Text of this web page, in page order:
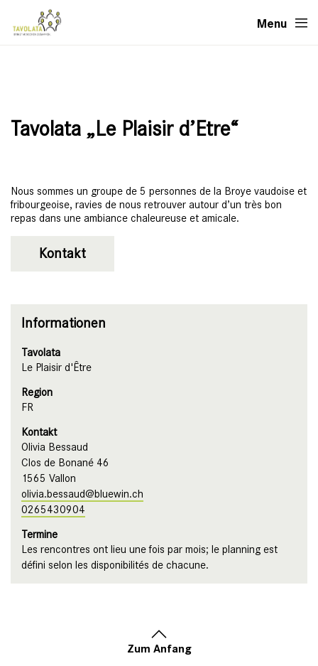
Menu
Tavolata „Le Plaisir d’Etre“
Nous sommes un groupe de 5 personnes de la Broye vaudoise et
fribourgeoise, ravies de nous retrouver autour d’un très bon
repas dans une ambiance chaleureuse et amicale.
Kontakt
Informationen
Tavolata
Le Plaisir d'Être
Region
FR
Kontakt
Olivia Bessaud
Clos de Bonané 46
1565 Vallon
olivia.bessaud@bluewin.ch
0265430904
Termine
Les rencontres ont lieu une fois par mois; le planning est
défini selon les disponibilités de chacune.
Zum Anfang